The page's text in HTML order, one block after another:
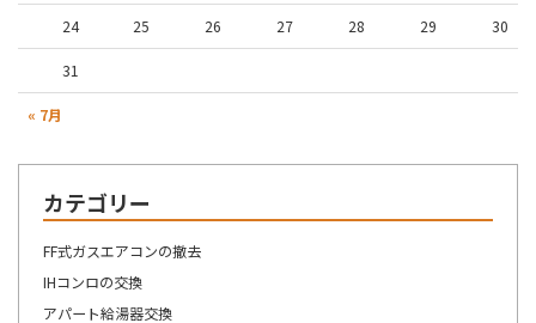
« 7月
24 25 26 27 28 29 30
31
カテゴリー
FF式ガスエアコンの撤去
IHコンロの交換
アパート給湯器交換